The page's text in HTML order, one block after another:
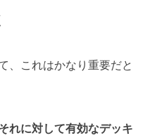
、これはかなり重要だと
れに対して有効なデッキ